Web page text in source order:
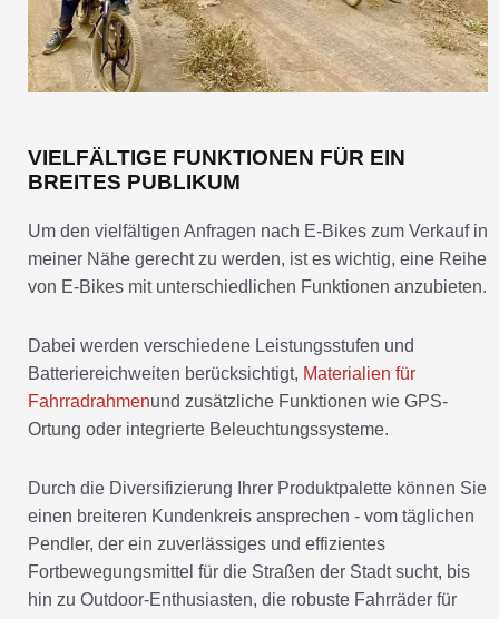
VIELFÄLTIGE FUNKTIONEN FÜR EIN
BREITES PUBLIKUM
Um den vielfältigen Anfragen nach E-Bikes zum Verkauf in
meiner Nähe gerecht zu werden, ist es wichtig, eine Reihe
von E-Bikes mit unterschiedlichen Funktionen anzubieten.
Dabei werden verschiedene Leistungsstufen und
Batteriereichweiten berücksichtigt, Materialien für
Fahrradrahmenund zusätzliche Funktionen wie GPS-
Ortung oder integrierte Beleuchtungssysteme.
Durch die Diversifizierung Ihrer Produktpalette können Sie
einen breiteren Kundenkreis ansprechen - vom täglichen
Pendler, der ein zuverlässiges und effizientes
Fortbewegungsmittel für die Straßen der Stadt sucht, bis
hin zu Outdoor-Enthusiasten, die robuste Fahrräder für